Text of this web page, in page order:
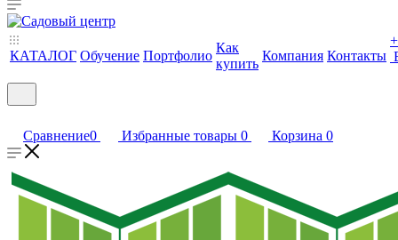
КАТАЛОГ Обучение Портфолио
Как
купить
Компания Контакты
+
Сравнение0 Избранные товары 0 Корзина 0